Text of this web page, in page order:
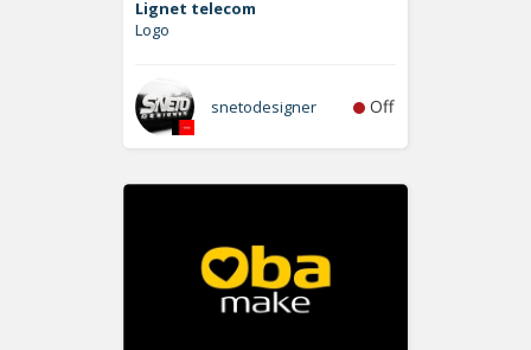
Lignet telecom
Logo
snetodesigner Off